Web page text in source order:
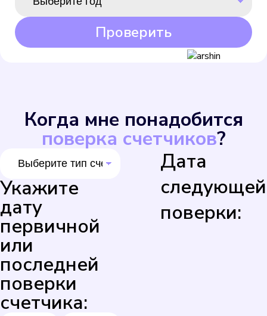
Проверить
Когда мне понадобится
поверка счетчиков?
Укажите
дату
первичной
или
последней
поверки
счетчика:
Дата
следующей
поверки: